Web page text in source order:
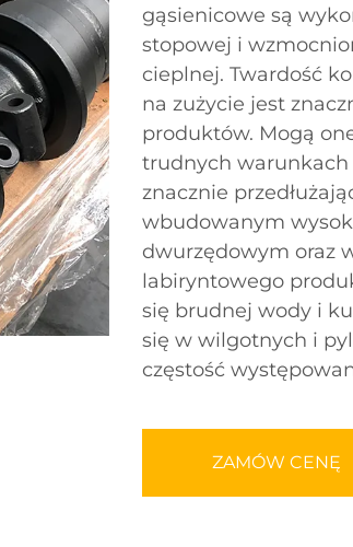
gąsienicowe są
stopowej i
cieplnej. Twardość
na zużycie jest
produktów. Mogą
trudnych warunkach
znacznie
wbudowanym
dwurzędowym oraz
labiryntowego
się brudnej wody i
się w wilgotnych i
częstość
ZAMÓW CENĘ